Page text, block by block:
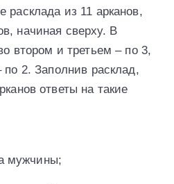
расклада из 11 арканов,
начиная сверху. В
втором и третьем – по 3,
2. Заполнив расклад,
ответы на такие
мужчины;